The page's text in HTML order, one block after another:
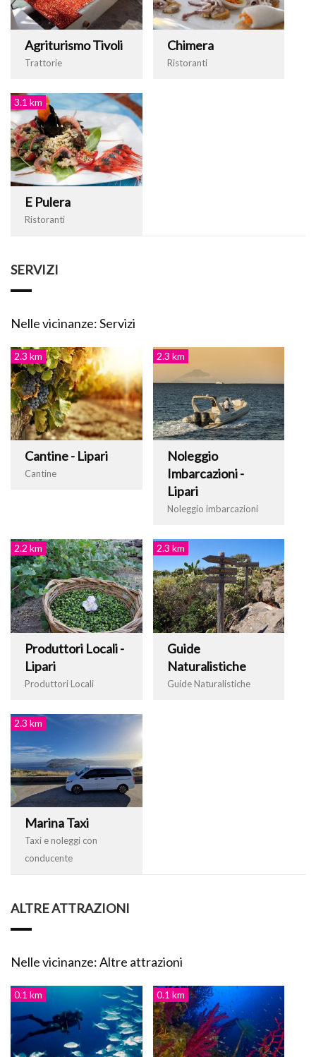
Agriturismo Tivoli
Trattorie
Chimera
Ristoranti
3.1 km
E Pulera
Ristoranti
SERVIZI
Nelle vicinanze: Servizi
2.3 km
Cantine - Lipari
Cantine
2.3 km
Noleggio
Imbarcazioni -
Lipari
Noleggio imbarcazioni
2.2 km
Produttori Locali -
Lipari
Produttori Locali
2.3 km
Guide
Naturalistiche
Guide Naturalistiche
2.3 km
Marina Taxi
Taxi e noleggi con
conducente
ALTRE ATTRAZIONI
Nelle vicinanze: Altre attrazioni
0.1 km 0.1 km